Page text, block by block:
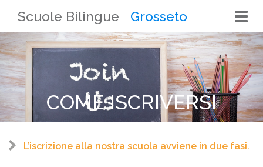
Scuole Bilingue Grosseto
COME ISCRIVERSI
L’iscrizione alla nostra scuola avviene in due fasi.